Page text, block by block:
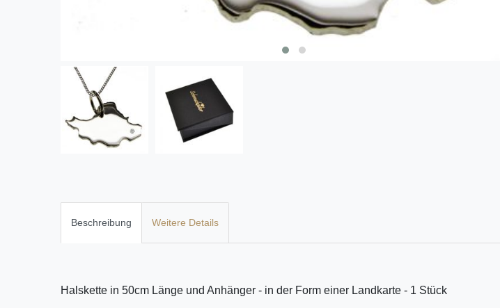
Beschreibung Weitere Details
Halskette in 50cm Länge und Anhänger - in der Form einer Landkarte - 1 Stück